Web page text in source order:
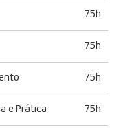
75h
75h
75h
e Prática 75h